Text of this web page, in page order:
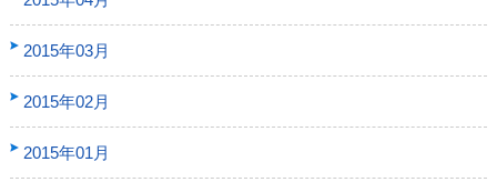
2015年03月
2015年02月
2015年01月